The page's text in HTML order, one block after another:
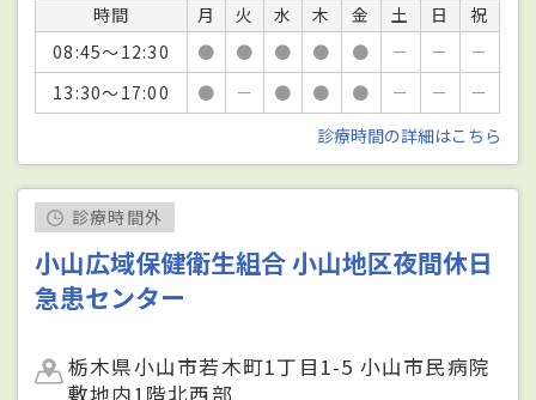
時間 月 火 水 木 金 土 日
祝
08:45～12:30
● ● ● ● ● － －
－
13:30～17:00
● － ● ● ● － －
－
診療時間の詳細はこちら
診療時間外
小山広域保健衛生組合 小山地区夜間休日
急患センター
栃木県小山市若木町1丁目1-5 小山市民病院